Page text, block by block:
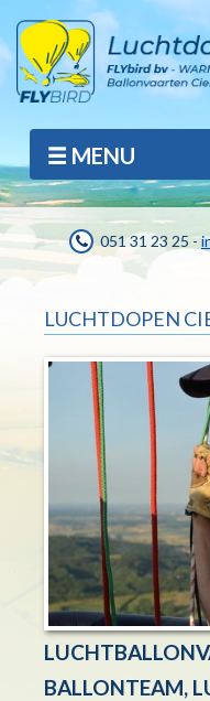
MENU
051 31 23 25 -
LUCHTDOPEN
BALLONTEAM,